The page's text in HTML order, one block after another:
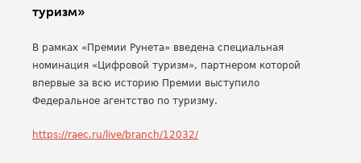
туризм»
В рамках «Премии Рунета» введена специальная
номинация «Цифровой туризм», партнером которой
впервые за всю историю Премии выступило
Федеральное агентство по туризму.
https://raec.ru/live/branch/12032/